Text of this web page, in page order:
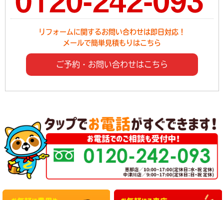
リフォームに関するお問い合わせは即日対応！
メールで簡単見積もりはこちら
ご予約・お問い合わせはこちら